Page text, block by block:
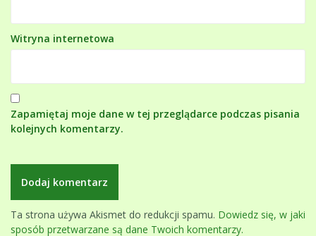
Witryna internetowa
Zapamiętaj moje dane w tej przeglądarce podczas pisania
kolejnych komentarzy.
Ta strona używa Akismet do redukcji spamu. Dowiedz się, w jaki
sposób przetwarzane są dane Twoich komentarzy.